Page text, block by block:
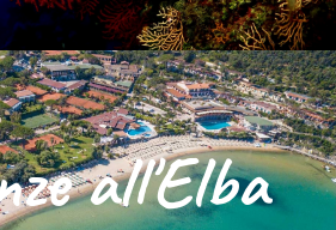
all'Elba